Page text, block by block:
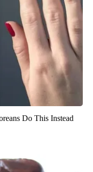
Do This Instead